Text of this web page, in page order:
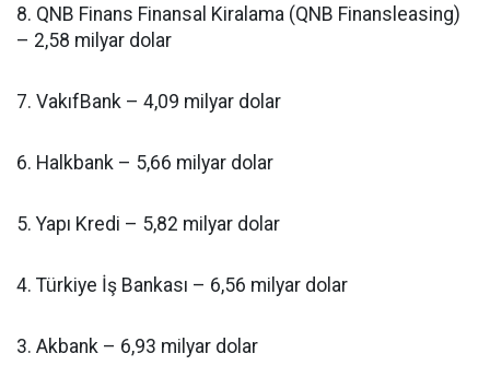
8. QNB Finans Finansal Kiralama (QNB Finansleasing)
– 2,58 milyar dolar
7. VakıfBank – 4,09 milyar dolar
6. Halkbank – 5,66 milyar dolar
5. Yapı Kredi – 5,82 milyar dolar
4. Türkiye İş Bankası – 6,56 milyar dolar
3. Akbank – 6,93 milyar dolar